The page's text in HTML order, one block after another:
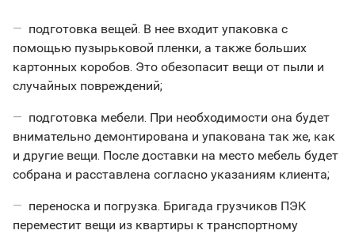
подготовка вещей. В нее входит упаковка с
помощью пузырьковой пленки, а также больших
картонных коробов. Это обезопасит вещи от пыли и
случайных повреждений;
подготовка мебели. При необходимости она будет
внимательно демонтирована и упакована так же, как
и другие вещи. После доставки на место мебель будет
собрана и расставлена согласно указаниям клиента;
переноска и погрузка. Бригада грузчиков ПЭК
переместит вещи из квартиры к транспортному